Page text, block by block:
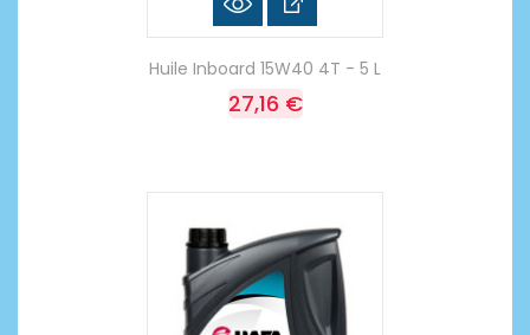
Huile Inboard 15W40 4T - 5 L
27,16 €